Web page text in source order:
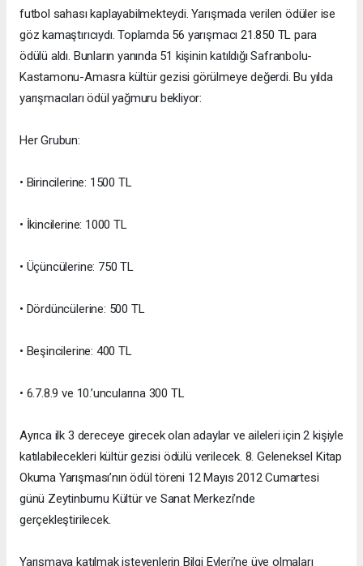
futbol sahası kaplayabilmekteydi. Yarışmada verilen ödüler ise
göz kamaştırıcıydı. Toplamda 56 yarışmacı 21.850 TL para
ödülü aldı. Bunların yanında 51 kişinin katıldığı Safranbolu-
Kastamonu-Amasra kültür gezisi görülmeye değerdi. Bu yılda
yarışmacıları ödül yağmuru bekliyor:
Her Grubun:
• Birincilerine: 1500 TL
• İkincilerine: 1000 TL
• Üçüncülerine: 750 TL
• Dördüncülerine: 500 TL
• Beşincilerine: 400 TL
• 6.7.8.9 ve 10.’uncularına 300 TL
Ayrıca ilk 3 dereceye girecek olan adaylar ve aileleri için 2 kişiyle
katılabilecekleri kültür gezisi ödülü verilecek. 8. Geleneksel Kitap
Okuma Yarışması’nın ödül töreni 12 Mayıs 2012 Cumartesi
günü Zeytinburnu Kültür ve Sanat Merkezi’nde
gerçekleştirilecek.
Yarışmaya katılmak isteyenlerin Bilgi Evleri’ne üye olmaları